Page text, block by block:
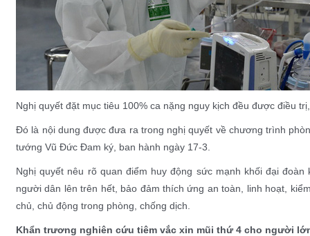
Nghị quyết đặt mục tiêu 100% ca nặng nguy kịch đều được điều
Đó là nội dung được đưa ra trong nghị quyết về chương trình
tướng Vũ Đức Đam ký, ban hành ngày 17-3.
Nghị quyết nêu rõ quan điểm huy động sức mạnh khối đại
người dân lên trên hết, bảo đảm thích ứng an toàn, linh hoạt,
chủ, chủ động trong phòng, chống dịch.
Khẩn trương nghiên cứu tiêm vắc xin mũi thứ 4 cho người